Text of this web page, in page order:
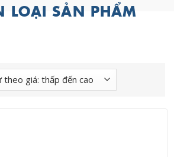
LOẠI SẢN PHẨM